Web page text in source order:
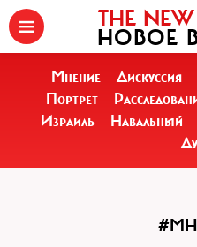
THE
НОВОЕ
Мнение Дискуссия
Портрет
Израиль
Навальный